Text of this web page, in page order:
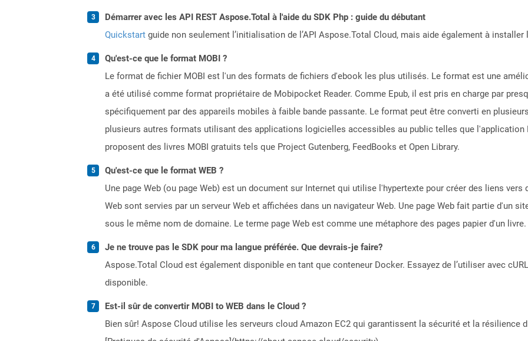
Démarrer avec les API REST Aspose.Total à l'aide du SDK Php : guide du débutant
Quickstart guide non seulement l’initialisation de l’API Aspose.Total Cloud, mais aide également à
Qu'est-ce que le format MOBI ?
Le format de fichier MOBI est l'un des formats de fichiers d'ebook les plus utilisés. Le format est une
a été utilisé comme format propriétaire de Mobipocket Reader. Comme Epub, il est pris en charge par
spécifiquement par des appareils mobiles à faible bande passante. Le format peut être converti en
plusieurs autres formats utilisant des applications logicielles accessibles au public telles que
proposent des livres MOBI gratuits tels que Project Gutenberg, FeedBooks et Open Library.
Qu'est-ce que le format WEB ?
Une page Web (ou page Web) est un document sur Internet qui utilise l'hypertexte pour créer des liens
Web sont servies par un serveur Web et affichées dans un navigateur Web. Une page Web fait partie d'un
sous le même nom de domaine. Le terme page Web est comme une métaphore des pages papier d'un livre.
Je ne trouve pas le SDK pour ma langue préférée. Que devrais-je faire?
Aspose.Total Cloud est également disponible en tant que conteneur Docker. Essayez de l’utiliser avec
disponible.
Est-il sûr de convertir MOBI to WEB dans le Cloud ?
Bien sûr! Aspose Cloud utilise les serveurs cloud Amazon EC2 qui garantissent la sécurité et la résilience